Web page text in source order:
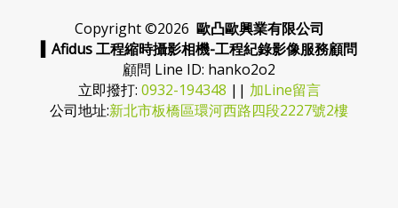
Copyright ©2026 歐凸歐興業有限公司
▍Afidus 工程縮時攝影相機-工程紀錄影像服務顧問
顧問 Line ID: hanko2o2
立即撥打: 0932-194348 || 加Line留言
公司地址:新北市板橋區環河西路四段2227號2樓